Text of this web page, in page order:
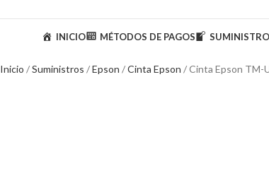
INICIO MÉTODOS DE PAGOS
Inicio Suministros Epson Cinta Epson Cinta Epson TM-